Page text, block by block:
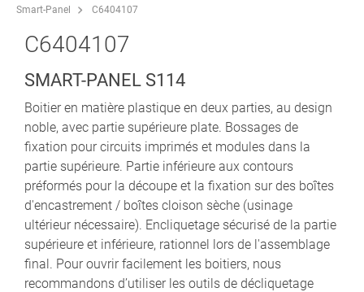
Smart-Panel
C6404107
C6404107
SMART-PANEL S114
Boitier en matière plastique en deux parties, au design
noble, avec partie supérieure plate. Bossages de
fixation pour circuits imprimés et modules dans la
partie supérieure. Partie inférieure aux contours
préformés pour la découpe et la fixation sur des boîtes
d'encastrement / boîtes cloison sèche (usinage
ultérieur nécessaire). Encliquetage sécurisé de la partie
supérieure et inférieure, rationnel lors de l'assemblage
final. Pour ouvrir facilement les boitiers, nous
recommandons d’utiliser les outils de décliquetage